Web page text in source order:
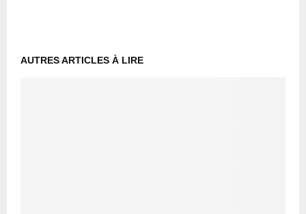
AUTRES ARTICLES À LIRE